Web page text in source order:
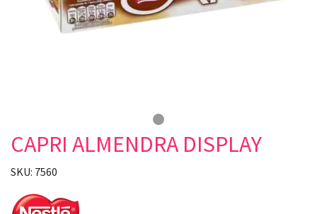
CAPRI ALMENDRA DISPLAY
SKU: 7560